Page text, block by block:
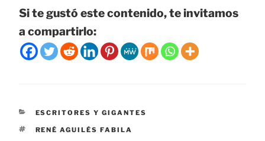
Si te gustó este contenido, te invitamos
a compartirlo:
CATEGORÍAS
ESCRITORES Y GIGANTES
ETIQUETAS
RENÉ AGUILÉS FABILA